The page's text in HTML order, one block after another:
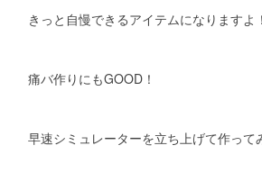
きっと自慢できるアイテムになりますよ！
痛バ作りにもGOOD！
早速シミュレーターを立ち上げて作って